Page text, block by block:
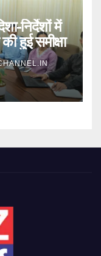
निर्देशों में
हुई समीक्षा